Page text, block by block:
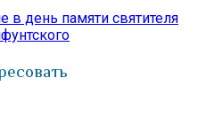
в день памяти святителя